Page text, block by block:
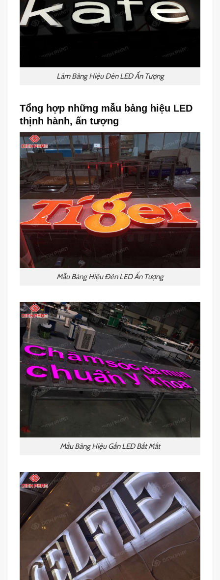
Làm Bảng Hiệu Đèn LED Ấn Tượng
Tổng hợp những mẫu bảng hiệu LED
thịnh hành, ấn tượng
Mẫu Bảng Hiệu Đèn LED Ấn Tượng
Mẫu Bảng Hiệu Gắn LED Bắt Mắt